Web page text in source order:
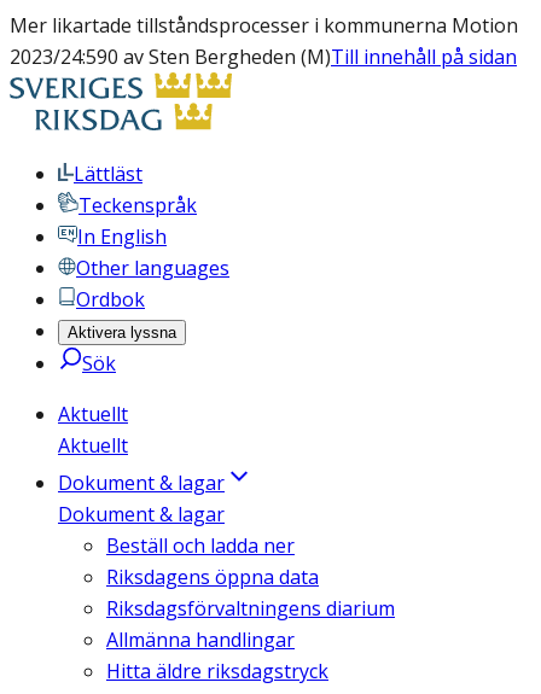
Mer likartade tillståndsprocesser i kommunerna Motion
2023/24:590 av Sten Bergheden (M)Till innehåll på sidan
Lättläst
Teckenspråk
In English
Other languages
Ordbok
Aktivera lyssna
Sök
Aktuellt
Aktuellt
Dokument & lagar
Dokument & lagar
Beställ och ladda ner
Riksdagens öppna data
Riksdagsförvaltningens diarium
Allmänna handlingar
Hitta äldre riksdagstryck